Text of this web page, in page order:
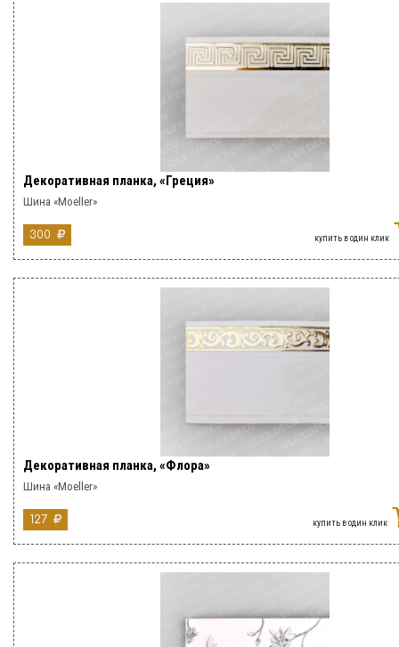
Декоративная планка, «Греция»
Шина «Moeller»
300 купить в один клик
Декоративная планка, «Флора»
Шина «Moeller»
127 купить в один клик